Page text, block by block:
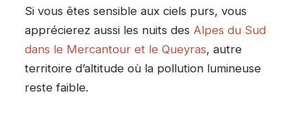
Si vous êtes sensible aux ciels purs, vous
apprécierez aussi les nuits des Alpes du Sud
dans le Mercantour et le Queyras, autre
territoire d’altitude où la pollution lumineuse
reste faible.